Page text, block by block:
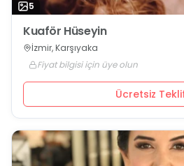
5
Kuaför Hüseyin
İzmir, Karşıyaka
Fiyat bilgisi için üye olun
Ücretsiz